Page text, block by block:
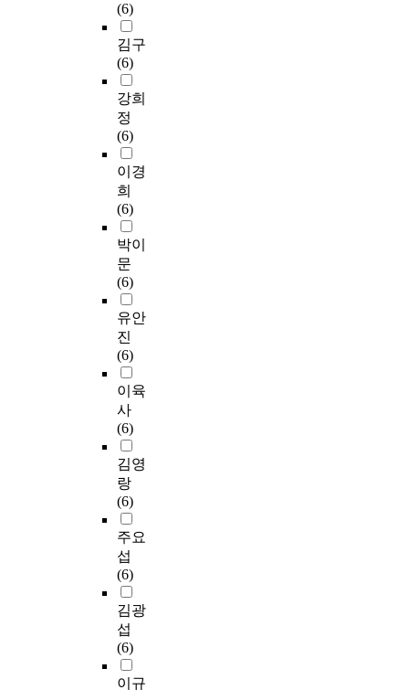
(6)
김구
(6)
강희
정
(6)
이경
희
(6)
박이
문
(6)
유안
진
(6)
이육
사
(6)
김영
랑
(6)
주요
섭
(6)
김광
섭
(6)
이규